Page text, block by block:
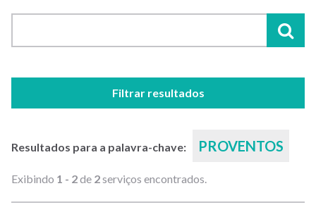
Filtrar resultados
Resultados para a palavra-chave: PROVENTOS
Exibindo 1 - 2de 2serviços encontrados.